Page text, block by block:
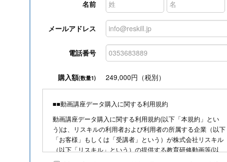
名前
メールアドレス
電話番号
購入額(数量1) 249,000円（税別）
■■動画講座データ購入に関する利用規約
動画講座データ購入に関する利用規約(以下「本規約」とい
う)は、リスキルの利用者および利用者の所属する企業（以下
「お客様」もしくは「受講者」という）が株式会社リスキル
（以下「リスキル」という）の提供する教育研修動画等(以
下、リスキルが制作・販売・録画・配信等する教育研修に係